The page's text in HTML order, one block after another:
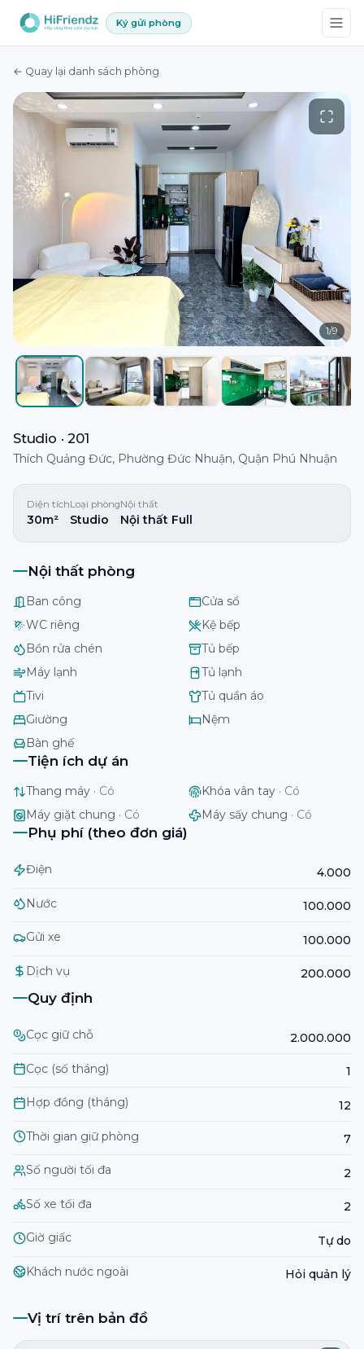
Ký gửi phòng
← Quay lại danh sách phòng
1/9
Studio · 201
Thích Quảng Đức, Phường Đức Nhuận, Quận Phú Nhuận
Diện tích
30m²
Loại phòng
Studio
Nội thất
Nội thất Full
Nội thất phòng
Ban công
Cửa sổ
WC riêng
Kệ bếp
Bồn rửa chén
Tủ bếp
Máy lạnh
Tủ lạnh
Tivi
Tủ quần áo
Giường
Nệm
Bàn ghế
Tiện ích dự án
Thang máy · Có Khóa vân tay · Có
Máy giặt chung · Có Máy sấy chung · Có
Phụ phí (theo đơn giá)
Điện 4.000
Nước 100.000
Gửi xe 100.000
Dịch vụ 200.000
Quy định
Cọc giữ chỗ 2.000.000
Cọc (số tháng) 1
Hợp đồng (tháng) 12
Thời gian giữ phòng 7
Số người tối đa 2
Số xe tối đa 2
Giờ giấc Tự do
Khách nước ngoài Hỏi quản lý
Vị trí trên bản đồ